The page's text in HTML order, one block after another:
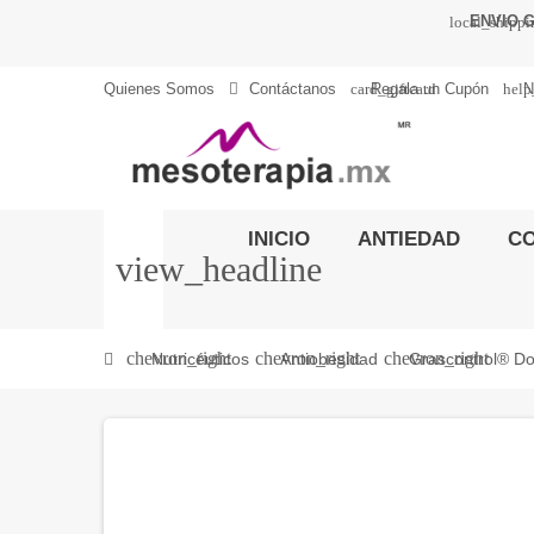
ENVIO
Quienes Somos Contáctanos card_giftcard
Regala un Cupón
view_headline
INICIO ANTIEDAD
chevron_right
Nutricéuticos chevron_right
Antiobesidad chevron_right
Grascontrol®